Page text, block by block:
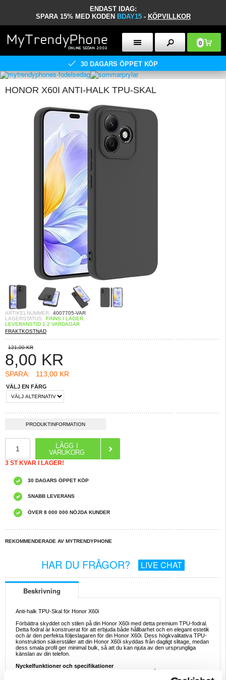
ENDAST IDAG:
SPARA 15% MED KODEN BDAY15 - KÖPVILLKOR
0
30 DAGARS ÖPPET KÖP
HONOR X60I ANTI-HALK TPU-SKAL
ARTIKELNUMMER: 4007705-VAR
LAGERSTATUS: FINNS I LAGER.
LEVERANSTID 1-2 VARDAGAR
FRAKTKOSTNAD
121,00 KR
8,00 KR
SPARA: 113,00 KR
VÄLJ EN FÄRG
PRODUKTINFORMATION
3 ST KVAR I LAGER!
30 DAGARS ÖPPET KÖP
SNABB LEVERANS
ÖVER 8 000 000 NÖJDA KUNDER
REKOMMENDERADE AV MYTRENDYPHONE
HAR DU FRÅGOR? LIVE CHAT
Beskrivning
Anti-halk TPU-Skal för Honor X60i
Förbättra skyddet och stilen på din Honor X60i med detta premium TPU-fodral.
Detta fodral är konstruerat för att erbjuda både hållbarhet och en elegant estetik
och är den perfekta följeslagaren för din Honor X60i. Dess högkvalitativa TPU-
konstruktion säkerställer att din Honor X60i skyddas från dagligt slitage, medan
dess smala profil ger minimal bulk, så att du kan njuta av den ursprungliga
känslan av din telefon.
Nyckelfunktioner och specifikationer